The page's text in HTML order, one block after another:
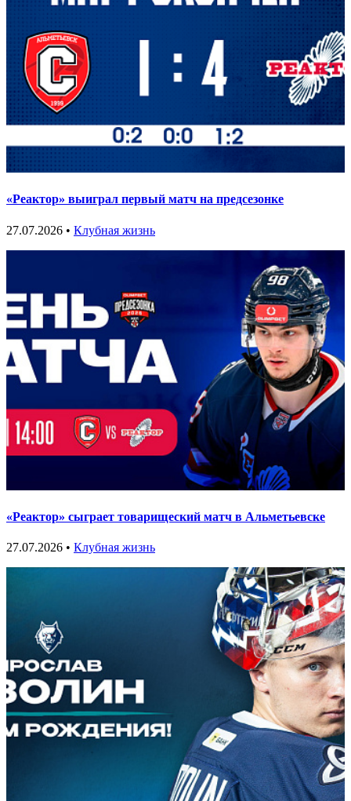
«Реактор» выиграл первый матч на предсезонке
27.07.2026 • Клубная жизнь
«Реактор» сыграет товарищеский матч в Альметьевске
27.07.2026 • Клубная жизнь